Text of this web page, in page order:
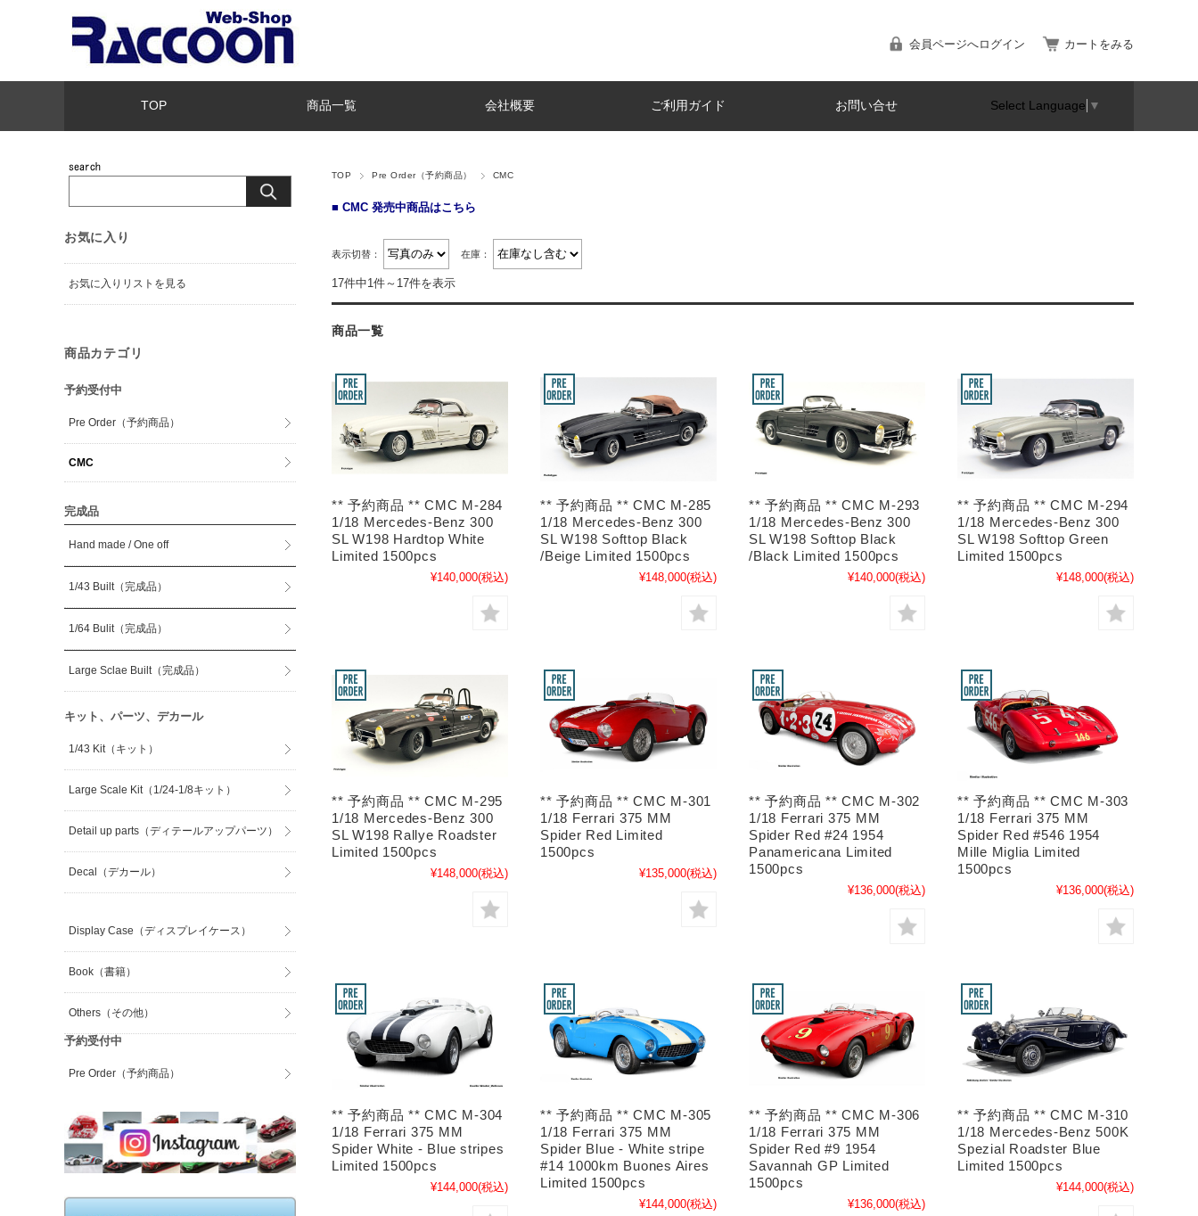
会員ページへログイン カートをみる
TOP 商品一覧 会社概要 ご利用ガイド お問い合せ Select Language ▼
TOP Pre Order（予約商品） CMC
■ CMC 発売中商品はこちら
表示切替： 在庫：
17件中1件～17件を表示
商品一覧
** 予約商品 ** CMC M-284
1/18 Mercedes-Benz 300
SL W198 Hardtop White
Limited 1500pcs
¥140,000(税込)
** 予約商品 ** CMC M-285
1/18 Mercedes-Benz 300
SL W198 Softtop Black
/Beige Limited 1500pcs
¥148,000(税込)
** 予約商品 ** CMC M-293
1/18 Mercedes-Benz 300
SL W198 Softtop Black
/Black Limited 1500pcs
¥140,000(税込)
** 予約商品 ** CMC M-294
1/18 Mercedes-Benz 300
SL W198 Softtop Green
Limited 1500pcs
¥148,000(税込)
** 予約商品 ** CMC M-295
1/18 Mercedes-Benz 300
SL W198 Rallye Roadster
Limited 1500pcs
¥148,000(税込)
** 予約商品 ** CMC M-301
1/18 Ferrari 375 MM
Spider Red Limited
1500pcs
¥135,000(税込)
** 予約商品 ** CMC M-302
1/18 Ferrari 375 MM
Spider Red #24 1954
Panamericana Limited
1500pcs
¥136,000(税込)
** 予約商品 ** CMC M-303
1/18 Ferrari 375 MM
Spider Red #546 1954
Mille Miglia Limited
1500pcs
¥136,000(税込)
** 予約商品 ** CMC M-304
1/18 Ferrari 375 MM
Spider White - Blue stripes
Limited 1500pcs
¥144,000(税込)
** 予約商品 ** CMC M-305
1/18 Ferrari 375 MM
Spider Blue - White stripe
#14 1000km Buones Aires
Limited 1500pcs
¥144,000(税込)
** 予約商品 ** CMC M-306
1/18 Ferrari 375 MM
Spider Red #9 1954
Savannah GP Limited
1500pcs
¥136,000(税込)
** 予約商品 ** CMC M-310
1/18 Mercedes-Benz 500K
Spezial Roadster Blue
Limited 1500pcs
¥144,000(税込)
お気に入り
お気に入りリストを見る
商品カテゴリ
予約受付中
Pre Order（予約商品）
CMC
完成品
Hand made / One off
1/43 Built（完成品）
1/64 Bulit（完成品）
Large Sclae Built（完成品）
キット、パーツ、デカール
1/43 Kit（キット）
Large Scale Kit（1/24-1/8キット）
Detail up parts（ディテールアップパーツ）
Decal（デカール）
Display Case（ディスプレイケース）
Book（書籍）
Others（その他）
予約受付中
Pre Order（予約商品）